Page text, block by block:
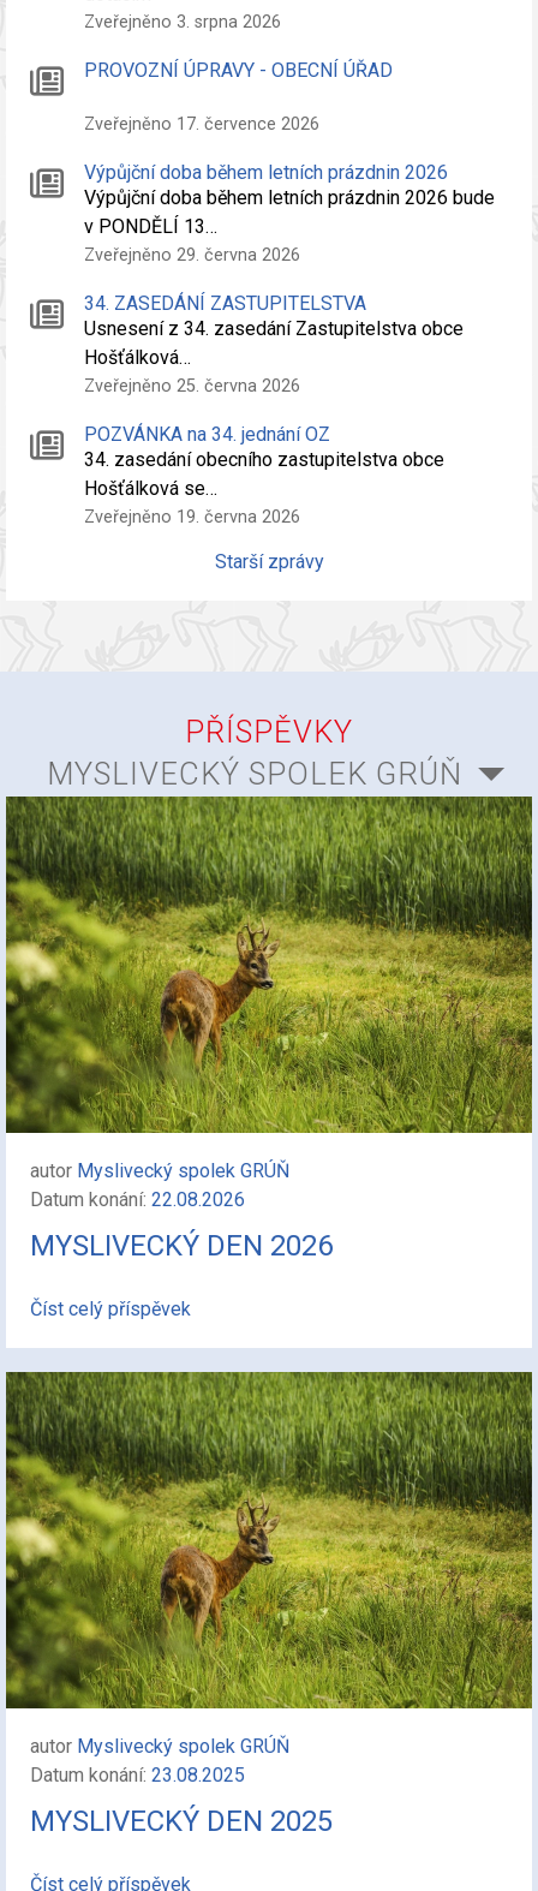
Zveřejněno 3. srpna 2026
PROVOZNÍ ÚPRAVY - OBECNÍ ÚŘAD
Zveřejněno 17. července 2026
Výpůjční doba během letních prázdnin 2026
Výpůjční doba během letních prázdnin 2026 bude
v PONDĚLÍ 13…
Zveřejněno 29. června 2026
34. ZASEDÁNÍ ZASTUPITELSTVA
Usnesení z 34. zasedání Zastupitelstva obce
Hošťálková…
Zveřejněno 25. června 2026
POZVÁNKA na 34. jednání OZ
34. zasedání obecního zastupitelstva obce
Hošťálková se…
Zveřejněno 19. června 2026
Starší zprávy
PŘÍSPĚVKY
MYSLIVECKÝ SPOLEK GRÚŇ
autor Myslivecký spolek GRÚŇ
Datum konání: 22.08.2026
MYSLIVECKÝ DEN 2026
Číst celý příspěvek
autor Myslivecký spolek GRÚŇ
Datum konání: 23.08.2025
MYSLIVECKÝ DEN 2025
Číst celý příspěvek